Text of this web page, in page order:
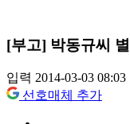
[부고] 박동규씨
입력 2014-03-03 08:03
선호매체 추가